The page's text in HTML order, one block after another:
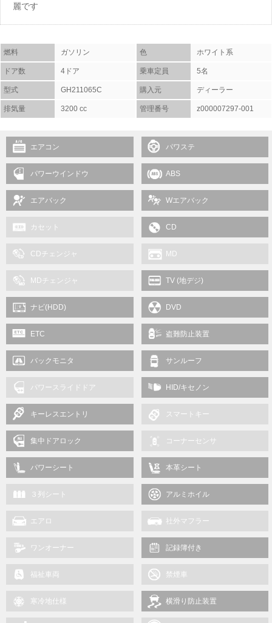
麗です
燃料 ガソリン 色 ホワイト系
ドア数 4ドア 乗車定員 5名
型式 GH211065C 購入元 ディーラー
排気量 3200 cc 管理番号 z000007297-001
エアコン パワステ
パワーウインドウ ABS
エアバック Wエアバック
カセット CD
CDチェンジャ MD
MDチェンジャ TV (地デジ)
ナビ(HDD) DVD
ETC 盗難防止装置
バックモニタ サンルーフ
パワースライドドア HID/キセノン
キーレスエントリ スマートキー
集中ドアロック コーナーセンサ
パワーシート 本革シート
３列シート アルミホイル
エアロ 社外マフラー
ワンオーナー 記録簿付き
福祉車両 禁煙車
寒冷地仕様 横滑り防止装置